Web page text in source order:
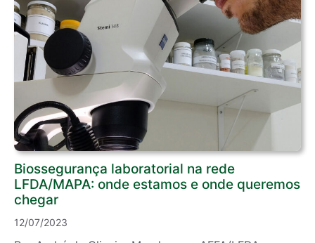
Biossegurança laboratorial na rede
LFDA/MAPA: onde estamos e onde queremos
chegar
12/07/2023